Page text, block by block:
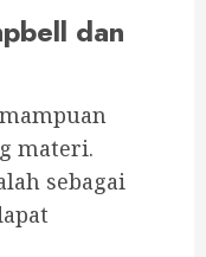
dan
materi.
sebagai